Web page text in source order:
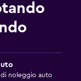
noleggio auto